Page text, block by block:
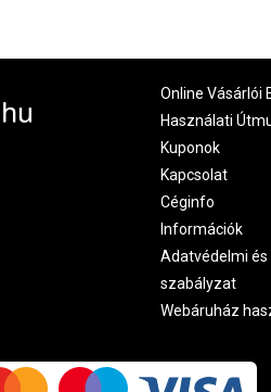
Online Vásárlói
Használati
Kuponok
Kapcsolat
Céginfo
Információk
Adatvédelmi
szabályzat
Webáruház